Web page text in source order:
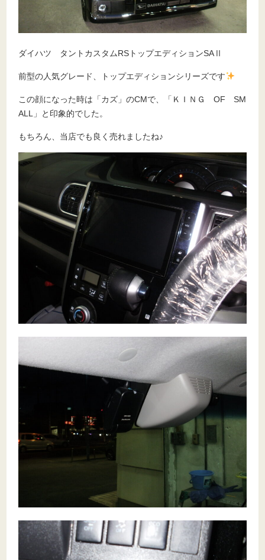
ダイハツ タントカスタムRSトップエディションSAⅡ
前型の人気グレード、トップエディションシリーズです
この顔になった時は「カズ」のCMで、「ＫＩＮＧ OF SM
ALL」と印象的でした。
もちろん、当店でも良く売れましたね♪